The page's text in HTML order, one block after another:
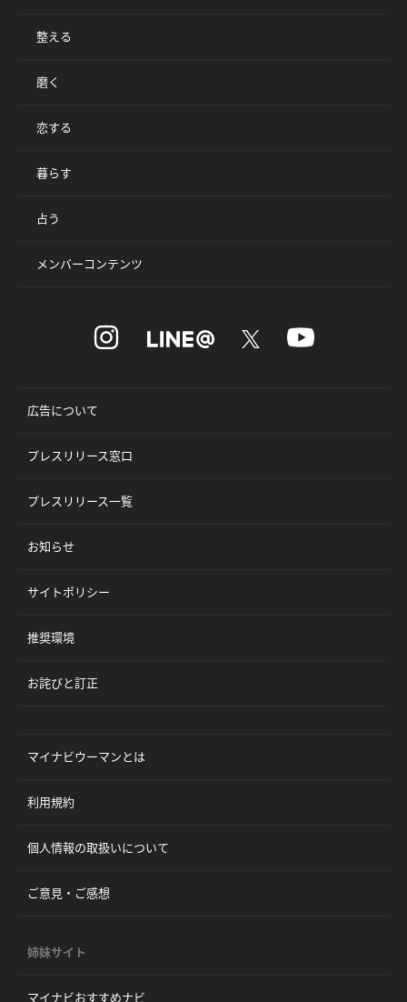
整える
磨く
恋する
暮らす
占う
メンバーコンテンツ
広告について
プレスリリース窓口
プレスリリース一覧
お知らせ
サイトポリシー
推奨環境
お詫びと訂正
マイナビウーマンとは
利用規約
個人情報の取扱いについて
ご意見・ご感想
姉妹サイト
マイナビおすすめナビ